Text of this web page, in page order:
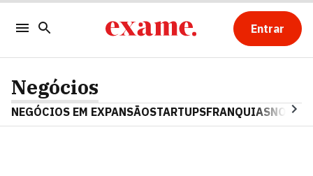
Entrar
Negócios
NEGÓCIOS EM EXPANSÃOSTARTUPSFRANQUIAS